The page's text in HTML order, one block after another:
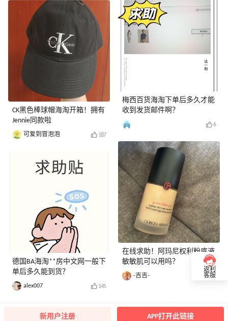
CK黑色棒球帽海淘开箱！拥有
Jennie同款啦
可爱到冒泡泡 187
德国BA海淘**房中文网一般下
单后多久能到货？
alex007 145
梅西百货海淘下单后多久才能
收到发货邮件啊？
6
在线求助！阿玛尼权利粉底液
敏敏肌可以用吗？
-吉吉- 37
返利
客服
新用户注册 APP打开此链接